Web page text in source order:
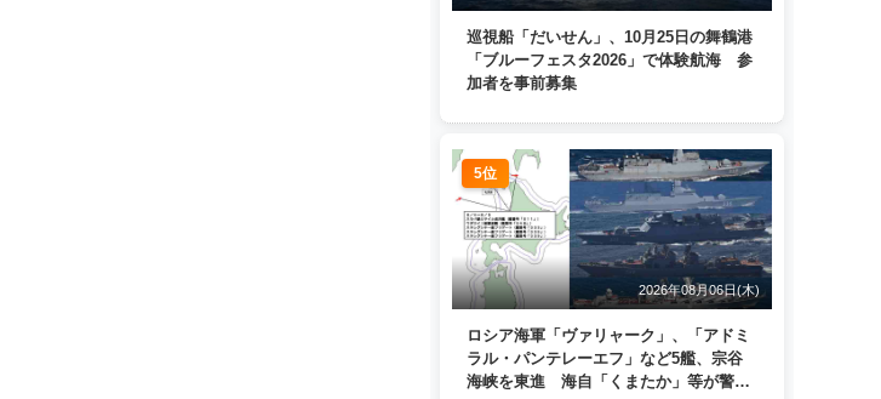
巡視船「だいせん」、10月25日の舞鶴港
「ブルーフェスタ2026」で体験航海 参
加者を事前募集
5位
2026年08月06日(木)
ロシア海軍「ヴァリャーク」、「アドミ
ラル・パンテレーエフ」など5艦、宗谷
海峡を東進 海自「くまたか」等が警戒